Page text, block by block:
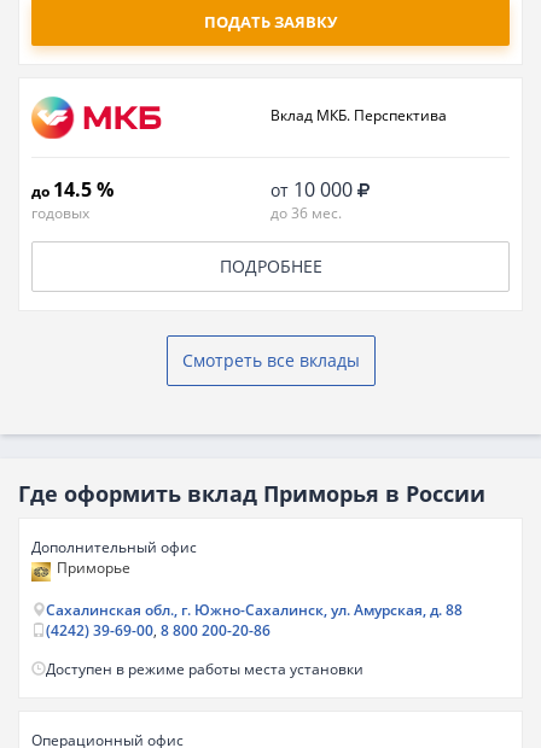
ПОДАТЬ ЗАЯВКУ
Вклад МКБ. Перспектива
до 14.5 %
годовых
от 10 000
до 36 мес.
ПОДРОБНЕЕ
Смотреть все вклады
Где оформить вклад Приморья в России
Дополнительный офис
Приморье
Сахалинская обл., г. Южно-Сахалинск, ул. Амурская, д. 88
(4242) 39-69-00, 8 800 200-20-86
Доступен в режиме работы места установки
Операционный офис